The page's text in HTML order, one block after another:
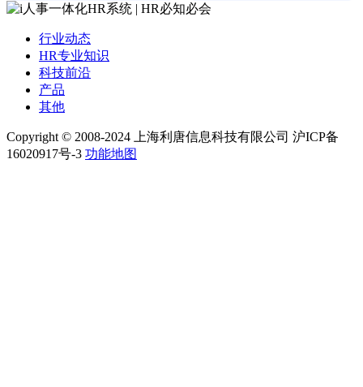
行业动态
HR专业知识
科技前沿
产品
其他
Copyright © 2008-2024 上海利唐信息科技有限公司 沪ICP备
16020917号-3 功能地图